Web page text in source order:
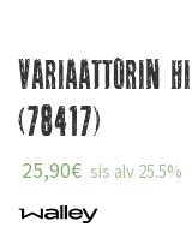
Variaattorin
(78417)
25,90€ sis alv 25.5%